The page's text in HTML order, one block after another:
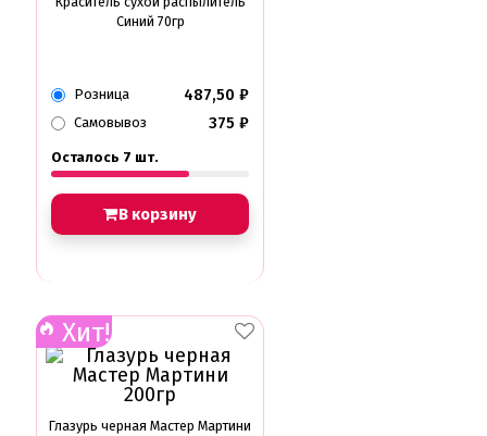
Синий 70гр
Розница 487,50 ₽
Самовывоз 375 ₽
Осталось 7 шт.
В корзину
Хит!
Глазурь черная Мастер Мартини